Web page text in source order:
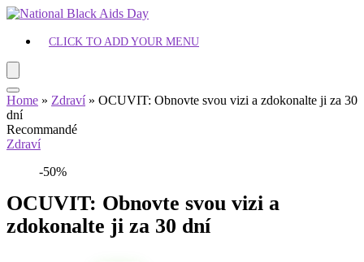
CLICK TO ADD YOUR MENU
Home » Zdraví» OCUVIT: Obnovte svou vizi a zdokonalte ji za 30
dní
Recommandé
Zdraví
-50%
OCUVIT: Obnovte svou vizi a
zdokonalte ji za 30 dní